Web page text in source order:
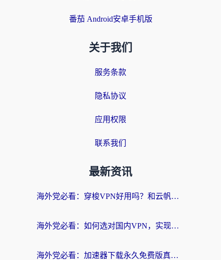
番茄 Android安卓手机版
关于我们
服务条款
隐私协议
应用权限
联系我们
最新资讯
海外党必看：穿梭VPN好用吗？和云帆VPN对比哪个回国效果更好？附真实测评+避坑指南
海外党必看：如何选对国内VPN，实现无缝访问国内资源？
海外党必看：加速器下载永久免费版真的存在吗？教你无缝访问国内资源的正确姿势